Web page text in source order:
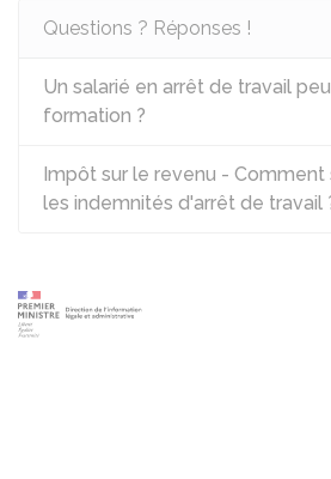
Questions ? Réponses !
Un salarié en arrêt de travail
formation ?
Impôt sur le revenu -
les indemnités d'arrêt de travail